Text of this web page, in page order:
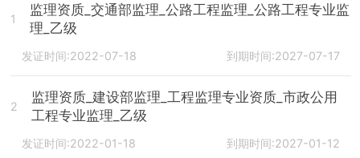
1
监理资质_交通部监理_公路工程监理_公路工程专业监
理_乙级
发证时间:2022-07-18 到期时间:2027-07-17
2
监理资质_建设部监理_工程监理专业资质_市政公用
工程专业监理_乙级
发证时间:2022-01-18 到期时间:2027-01-12